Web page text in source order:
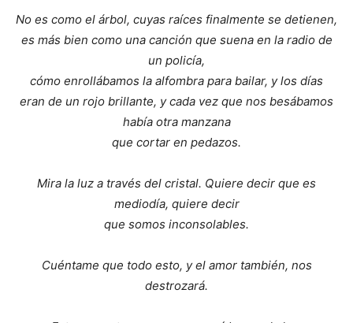
No es como el árbol, cuyas raíces finalmente se detienen,
es más bien como una canción que suena en la radio de
un policía,
cómo enrollábamos la alfombra para bailar, y los días
eran de un rojo brillante, y cada vez que nos besábamos
había otra manzana
que cortar en pedazos.
Mira la luz a través del cristal. Quiere decir que es
mediodía, quiere decir
que somos inconsolables.
Cuéntame que todo esto, y el amor también, nos
destrozará.